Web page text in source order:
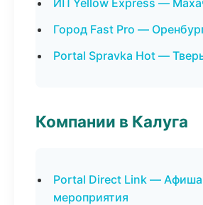
ИП Yellow Express —
Город Fast Pro —
Portal Spravka Hot —
Компании в Калуга
Portal Direct Link —
мероприятия